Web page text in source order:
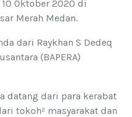
Oktober 2020 di
Merah Medan.
dari Raykhan S Dedeq
(BAPERA)
datang dari para kerabat
tokoh² masyarakat dan